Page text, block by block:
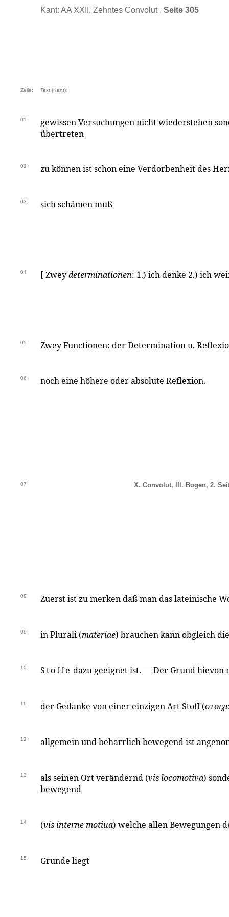
Kant: AA XXII, Zehntes Convolut , Seite 305
Zeile: Text (Kant):
01
gewissen Versuchungen nicht wiederstehen
übertreten
02 zu können ist schon eine Verdorbenheit des
03 sich schämen muß
04 [ Zweydeterminationen: 1.) ich denke 2.) ich
05 Zwey Functionen: der Determination u.
06 noch eine höhere oder absolute Reflexion.
07 X. Convolut, III. Bogen, 2.
08 Zuerst ist zu merken daß man das lateinische
09 in Plurali (materiae) brauchen kann obgleich
10 Stoffe dazu geeignet ist. — Der Grund hievon
11 der Gedanke von einer einzigen Art Stoff (
12 allgemein und beharrlich bewegend ist
13 als seinen Ort verändernd (vis locomotiva)
bewegend
14 (vis interne motiua) welche allen Bewegungen
15 Grunde liegt